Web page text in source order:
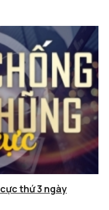
thứ 3 ngày